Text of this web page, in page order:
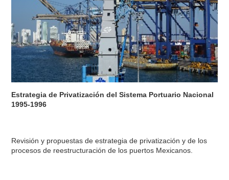
Estrategia de Privatización del Sistema Portuario Nacional
1995-1996
Revisión y propuestas de estrategia de privatización y de los
procesos de reestructuración de los puertos Mexicanos.